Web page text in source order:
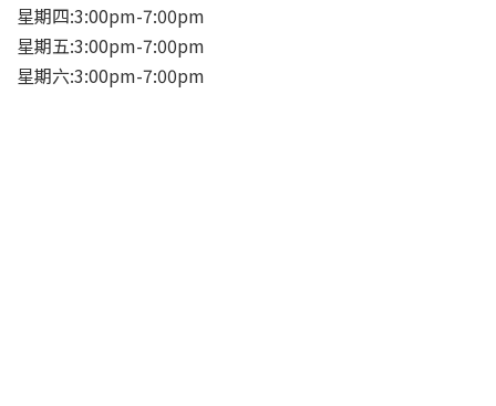
星期四:3:00pm-7:00pm
星期五:3:00pm-7:00pm
星期六:3:00pm-7:00pm